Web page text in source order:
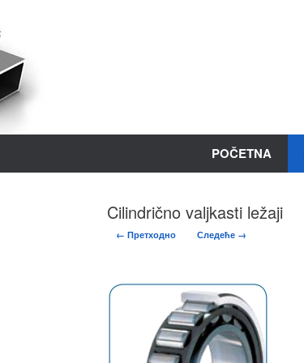
садржај
POČETNA
Cilindrično valjkasti ležaji
← Претходно Следеће →